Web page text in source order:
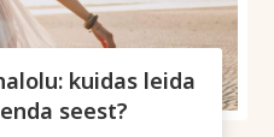
kuidas leida
seest?